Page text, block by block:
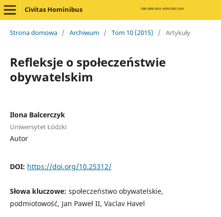
Civitas Hominibus
Strona domowa / Archiwum / Tom 10 (2015) / Artykuły
Refleksje o społeczeństwie
obywatelskim
Ilona Balcerczyk
Uniwersytet Łódzki
Autor
DOI: https://doi.org/10.25312/
Słowa kluczowe: społeczeństwo obywatelskie,
podmiotowość, Jan Paweł II, Vaclav Havel